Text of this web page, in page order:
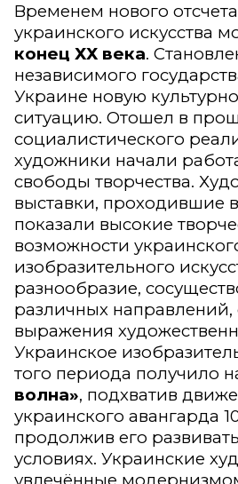
Временем нового
украинского искусства
конец ХХ века.
независимого
Украине новую
ситуацию. Отошел в
социалистического
художники начали
свободы творчества.
выставки, проходившие
показали высокие
возможности
изобразительного
разнообразие,
различных
выражения
Украинское
того периода получило
волна», подхватив
украинского авангарда
продолжив его
условиях. Украинские